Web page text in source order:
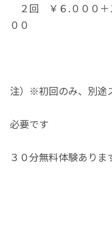
２回 ￥６.０００＋
００
注）※初回のみ、別途
必要です
３０分無料体験ありま